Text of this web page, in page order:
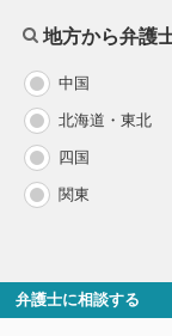
地方から弁護
中国
北海道・東北
四国
関東
弁護士に相談する